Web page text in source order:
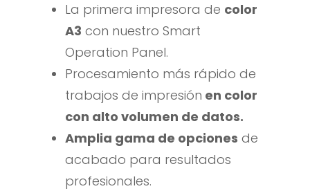
La primera impresora de color
A3 con nuestro Smart
Operation Panel.
Procesamiento más rápido de
trabajos de impresión en color
con alto volumen de datos.
Amplia gama de opciones de
acabado para resultados
profesionales.